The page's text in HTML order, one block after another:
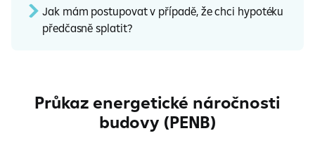
Jak mám postupovat v případě, že chci hypotéku
předčasně splatit?
Průkaz energetické náročnosti
budovy (PENB)